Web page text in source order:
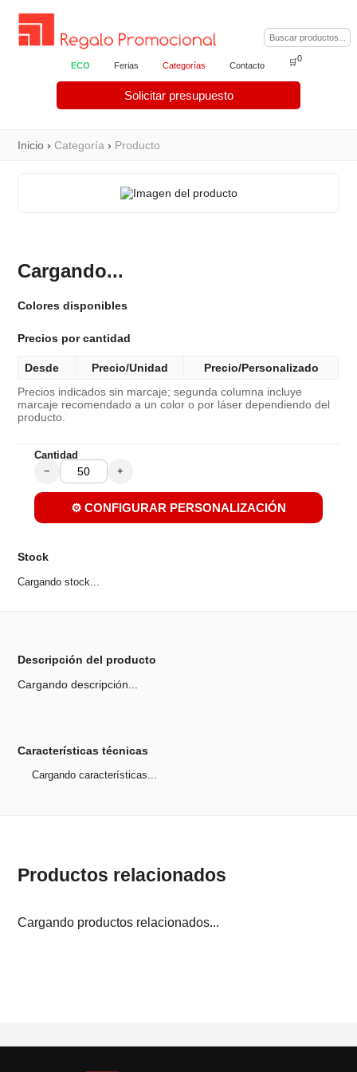
ECO Ferias Categorías Contacto
Solicitar presupuesto
🛒0
Inicio ›Categoría › Producto
Cargando...
Colores disponibles
Precios por cantidad
Desde Precio/Unidad Precio/Personalizado
Precios indicados sin marcaje; segunda columna incluye
marcaje recomendado a un color o por láser dependiendo del
producto.
Cantidad
− +
⚙️ CONFIGURAR PERSONALIZACIÓN
Stock
Cargando stock...
Descripción del producto
Cargando descripción...
Características técnicas
Cargando características...
Productos relacionados
Cargando productos relacionados...